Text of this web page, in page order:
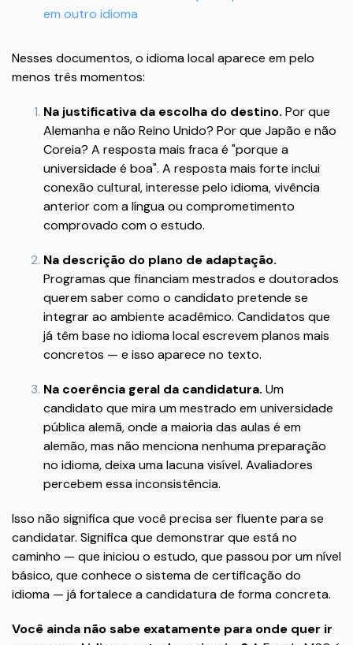
em outro idioma
Nesses documentos, o idioma local aparece em pelo
menos três momentos:
Na justificativa da escolha do destino. Por que
Alemanha e não Reino Unido? Por que Japão e não
Coreia? A resposta mais fraca é "porque a
universidade é boa". A resposta mais forte inclui
conexão cultural, interesse pelo idioma, vivência
anterior com a língua ou comprometimento
comprovado com o estudo.
Na descrição do plano de adaptação.
Programas que financiam mestrados e doutorados
querem saber como o candidato pretende se
integrar ao ambiente acadêmico. Candidatos que
já têm base no idioma local escrevem planos mais
concretos — e isso aparece no texto.
Na coerência geral da candidatura. Um
candidato que mira um mestrado em universidade
pública alemã, onde a maioria das aulas é em
alemão, mas não menciona nenhuma preparação
no idioma, deixa uma lacuna visível. Avaliadores
percebem essa inconsistência.
Isso não significa que você precisa ser fluente para se
candidatar. Significa que demonstrar que está no
caminho — que iniciou o estudo, que passou por um nível
básico, que conhece o sistema de certificação do
idioma — já fortalece a candidatura de forma concreta.
Você ainda não sabe exatamente para onde quer ir